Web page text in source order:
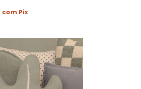
com Pix